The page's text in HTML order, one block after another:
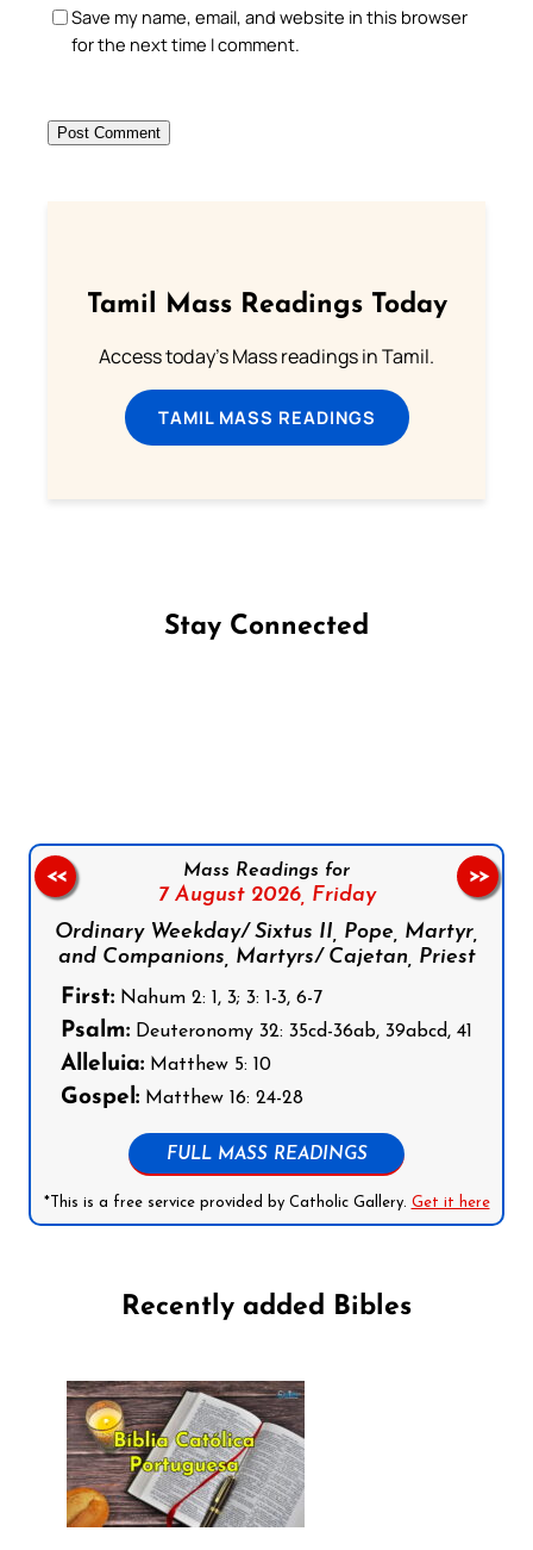
Save my name, email, and website in this browser
for the next time I comment.
Tamil Mass Readings Today
Access today's Mass readings in Tamil.
TAMIL MASS READINGS
Stay Connected
Mass Readings for
7 August 2026, Friday
Ordinary Weekday/ Sixtus II, Pope, Martyr,
and Companions, Martyrs/ Cajetan, Priest
First: Nahum 2: 1, 3; 3: 1-3, 6-7
Psalm: Deuteronomy 32: 35cd-36ab, 39abcd, 41
Alleluia: Matthew 5: 10
Gospel: Matthew 16: 24-28
FULL MASS READINGS
*This is a free service provided by Catholic Gallery. Get it here
<< >>
Recently added Bibles